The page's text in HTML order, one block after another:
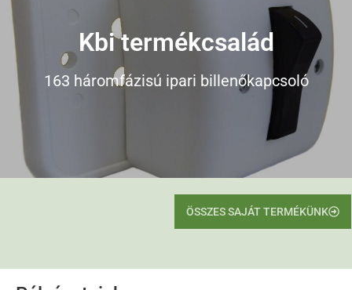
Kbi termékcsalád
163 háromfázisú ipari billenőkapcsoló
ÖSSZES SAJÁT TERMÉKÜNK